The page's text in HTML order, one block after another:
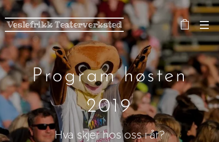
Veslefrikk Teaterverksted
Program høsten
2019
Hva skjer hos oss i år?